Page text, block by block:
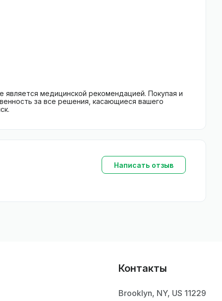
медицинской рекомендацией. Покупая и
за все решения, касающиеся вашего
Написать отзыв
Контакты
Brooklyn, NY, US 11229